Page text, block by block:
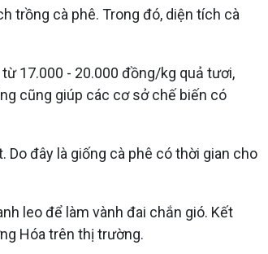
trồng cà phê. Trong đó, diện tích cà
17.000 - 20.000 đồng/kg quả tươi,
cũng giúp các cơ sở chế biến có
đây là giống cà phê có thời gian cho
leo để làm vành đai chắn gió. Kết
Hóa trên thị trường.